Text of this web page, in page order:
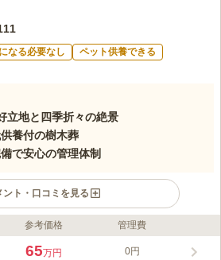
なる必要なし
ペット供養できる
立地と四季折々の絶景
養付の樹木葬
で安心の管理体制
ント・口コミを見る
で約3分、大山の絶景や桜を楽しめる「ふれ
参考価格 管理費
65万円 0円